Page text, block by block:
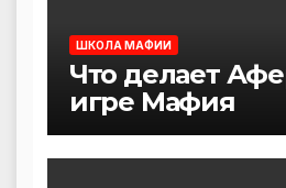
ШКОЛА МАФИИ
Что делает
игре Мафия